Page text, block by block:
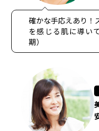
確かな手応えあり！
を感じる肌に導い
期）